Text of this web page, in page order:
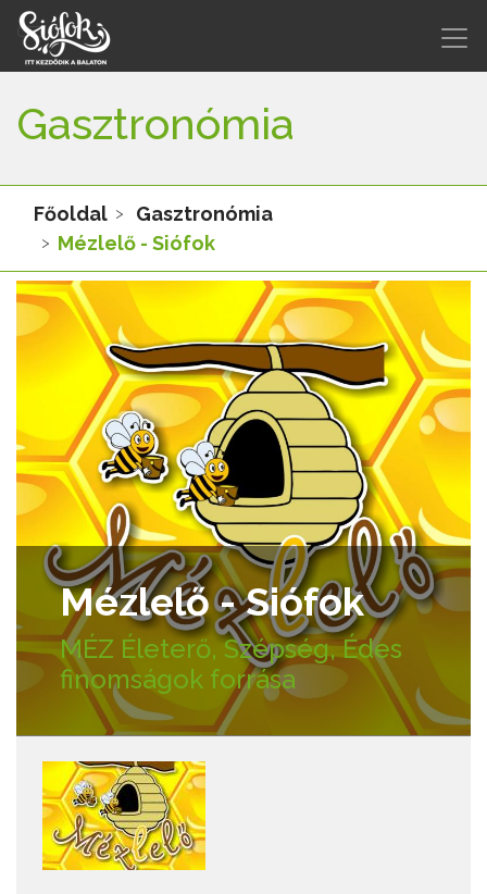
Gasztronómia
Főoldal
Gasztronómia
Mézlelő - Siófok
Mézlelő - Siófok
MÉZ Életerő, Szépség, Édes
finomságok forrása